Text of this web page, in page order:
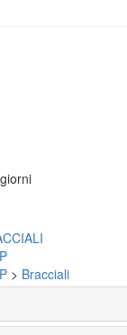
> Bracciali